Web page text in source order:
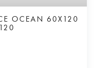
OCEAN 60X120